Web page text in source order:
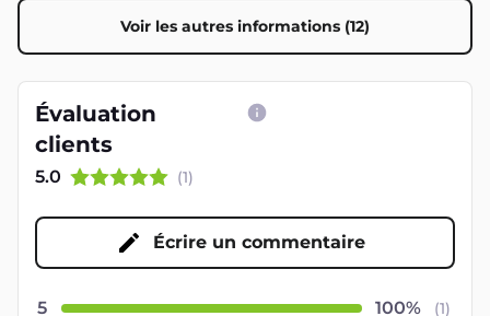
Voir les autres informations (12)
Évaluation
clients
5.0 (1)
Écrire un commentaire
5 (1)